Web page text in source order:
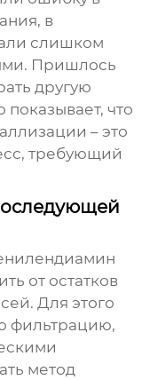
в
слишком
Пришлось
другую
что
– это
требующий
от остатков
Для этого
фильтрацию,
метод